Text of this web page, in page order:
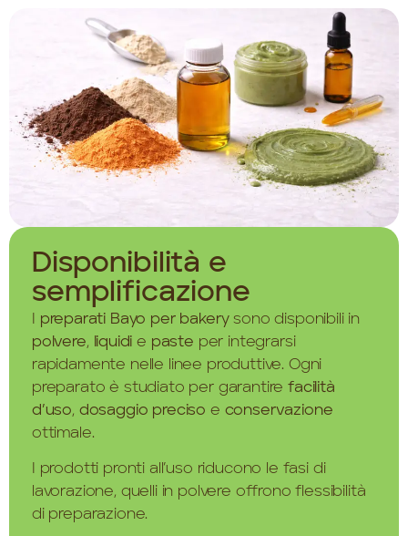
Disponibilità e
semplificazione
preparati Bayo per bakerysono disponibili in
polvere, liquidi e paste per integrarsi
rapidamente nelle linee produttive. Ogni
preparato è studiato per garantirefacilità
d’uso, dosaggio preciso e conservazione
ottimale.
I prodotti pronti all’uso riducono le fasi di
lavorazione, quelli in polvere offrono flessibilità
di preparazione.